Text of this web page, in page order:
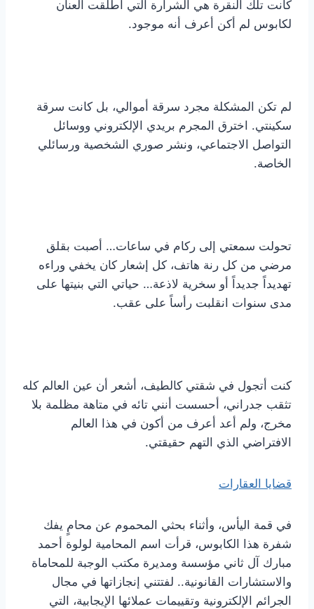
كانت تلك النقرة هي الشرارة التي أطلقت العنان
لكابوس لم أكن أعرف أنه موجود.
لم تكن المشكلة مجرد سرقة أموالي، بل كانت سرقة
سكينتي. اخترق المجرم بريدي الإلكتروني ووسائل
التواصل الاجتماعي، ونشر صوري الشخصية ورسائلي
الخاصة.
تحولت سمعتي إلى ركام في ساعات… أصبت بقلق
مرضي من كل رنة هاتف، كل إشعار كان يخفي وراءه
تهديداً جديداً أو سخرية لاذعة… حياتي التي بنيتها على
مدى سنوات انقلبت رأساً على عقب.
كنت أتجول في شقتي كالطيف، أشعر أن عين العالم كله
تثقب جدراني، أحسست أنني تائه في متاهة مظلمة بلا
مخرج، ولم أعد أعرف من أكون في هذا العالم
الافتراضي الذي التهم حقيقتي.
قضايا العقارات
في قمة اليأس، وأثناء بحثي المحموم عن محامٍ يفك
شفرة هذا الكابوس، قرأت اسم المحامية لولوة أحمد
مبارك آل ثاني مؤسسة ومديرة مكتب الوجبة للمحاماة
والاستشارات القانونية.. لفتتني إنجازاتها في مجال
الجرائم الإلكترونية وتقييمات عملائها الإيجابية، التي